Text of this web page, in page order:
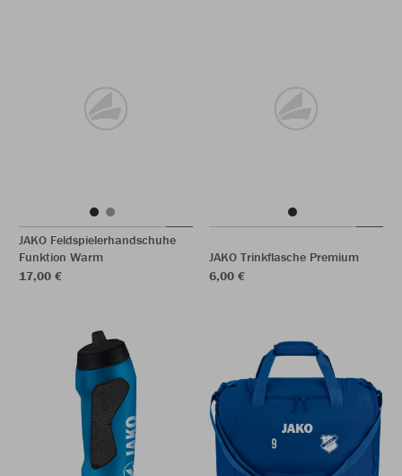
JAKO Feldspielerhandschuhe
Funktion Warm
17,00 €
JAKO Trinkflasche Premium
6,00 €